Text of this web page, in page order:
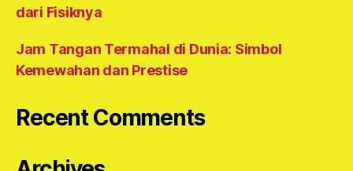
dari Fisiknya
Jam Tangan Termahal di Dunia: Simbol
Kemewahan dan Prestise
Recent Comments